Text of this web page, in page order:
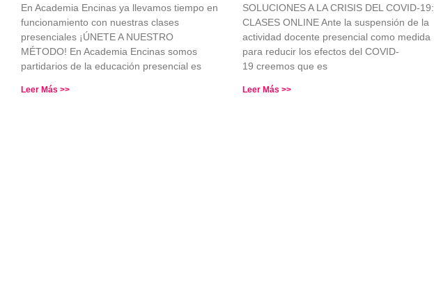
En Academia Encinas ya llevamos tiempo en
funcionamiento con nuestras clases
presenciales ¡ÚNETE A NUESTRO
MÉTODO! En Academia Encinas somos
partidarios de la educación presencial es
Leer Más >>
SOLUCIONES A LA CRISIS DEL COVID-19:
CLASES ONLINE Ante la suspensión de la
actividad docente presencial como medida
para reducir los efectos del COVID-
19 creemos que es
Leer Más >>